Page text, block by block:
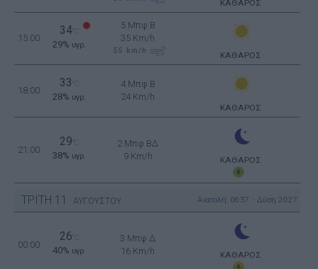
ΚΑΘΑΡΟΣ
15:00
34°C
29% υγρ.
5 Μπφ B
35 Km/h
55 km/h ΚΑΘΑΡΟΣ
18:00
33
28% υγρ.
4 Μπφ B
24 Km/h
ΚΑΘΑΡΟΣ
21:00
29
38% υγρ.
2 Μπφ ΒΔ
9 Km/h
ΚΑΘΑΡΟΣ
ΤΡΙΤΗ 11 ΑΥΓΟΥΣΤΟΥ Ανατολή: 06:37 - Δύση 20:27
00:00
26
40% υγρ.
3 Μπφ Δ
16 Km/h
ΚΑΘΑΡΟΣ